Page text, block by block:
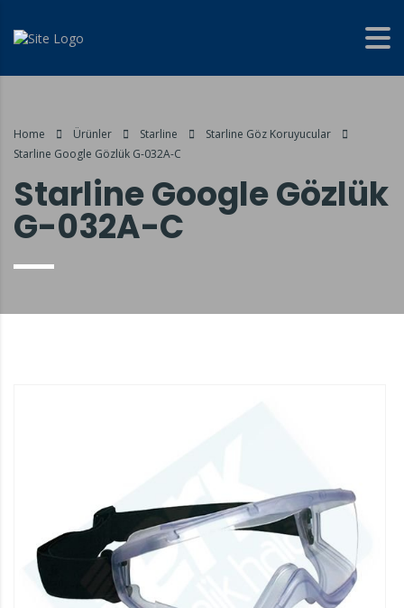
Home Ürünler Starline
Starline Göz Koruyucular
Starline Google Gözlük G-032A-C
Starline Google Gözlük
G-032A-C